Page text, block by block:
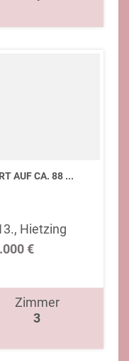
AUF CA. 88 ...
Hietzing
€
Zimmer
3